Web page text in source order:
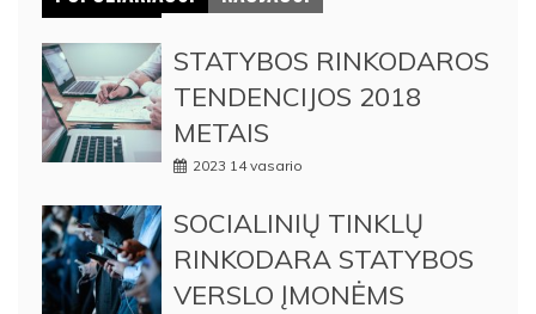
STATYBOS RINKODAROS
TENDENCIJOS 2018
METAIS
2023 14 vasario
SOCIALINIŲ TINKLŲ
RINKODARA STATYBOS
VERSLO ĮMONĖMS